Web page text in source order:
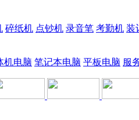
碎纸机 点钞机 录音笔 考勤机 装
机电脑 笔记本电脑 平板电脑 服